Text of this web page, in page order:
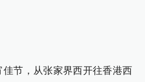
佳节，从张家界西开往香港西